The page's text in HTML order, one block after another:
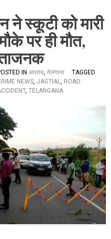
ने स्कूटी को मारी
पर ही मौत,
IN अपराध, तेलंगाना
TAGGED
NEWS, JAGTIAL, ROAD
, TELANGANA